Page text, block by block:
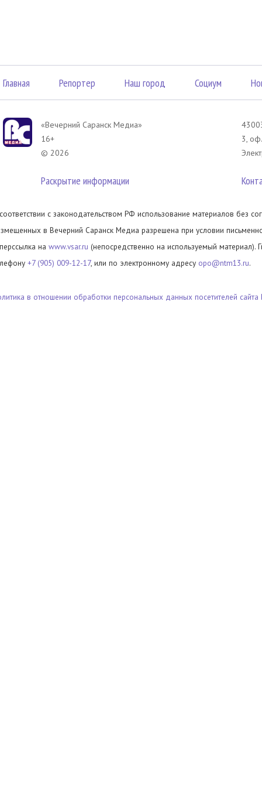
Главная Репортер Наш город Социум
«Вечерний Саранск Mедиа»
16+
© 2026
Раскрытие информации
3,
с законодательством РФ использование материалов без
в Вечерний Саранск Медиа разрешена при условии
на www.vsar.ru (непосредственно на используемый материал).
+7 (905) 009-12-17, или по электронному адресу opo@ntm13.ru.
в отношении обработки персональных данных посетителей